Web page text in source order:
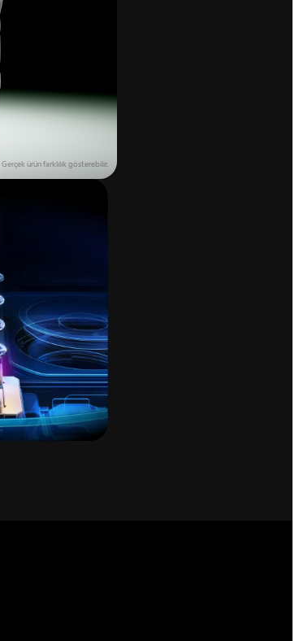
Gerçek ürün farklılık gösterebilir.